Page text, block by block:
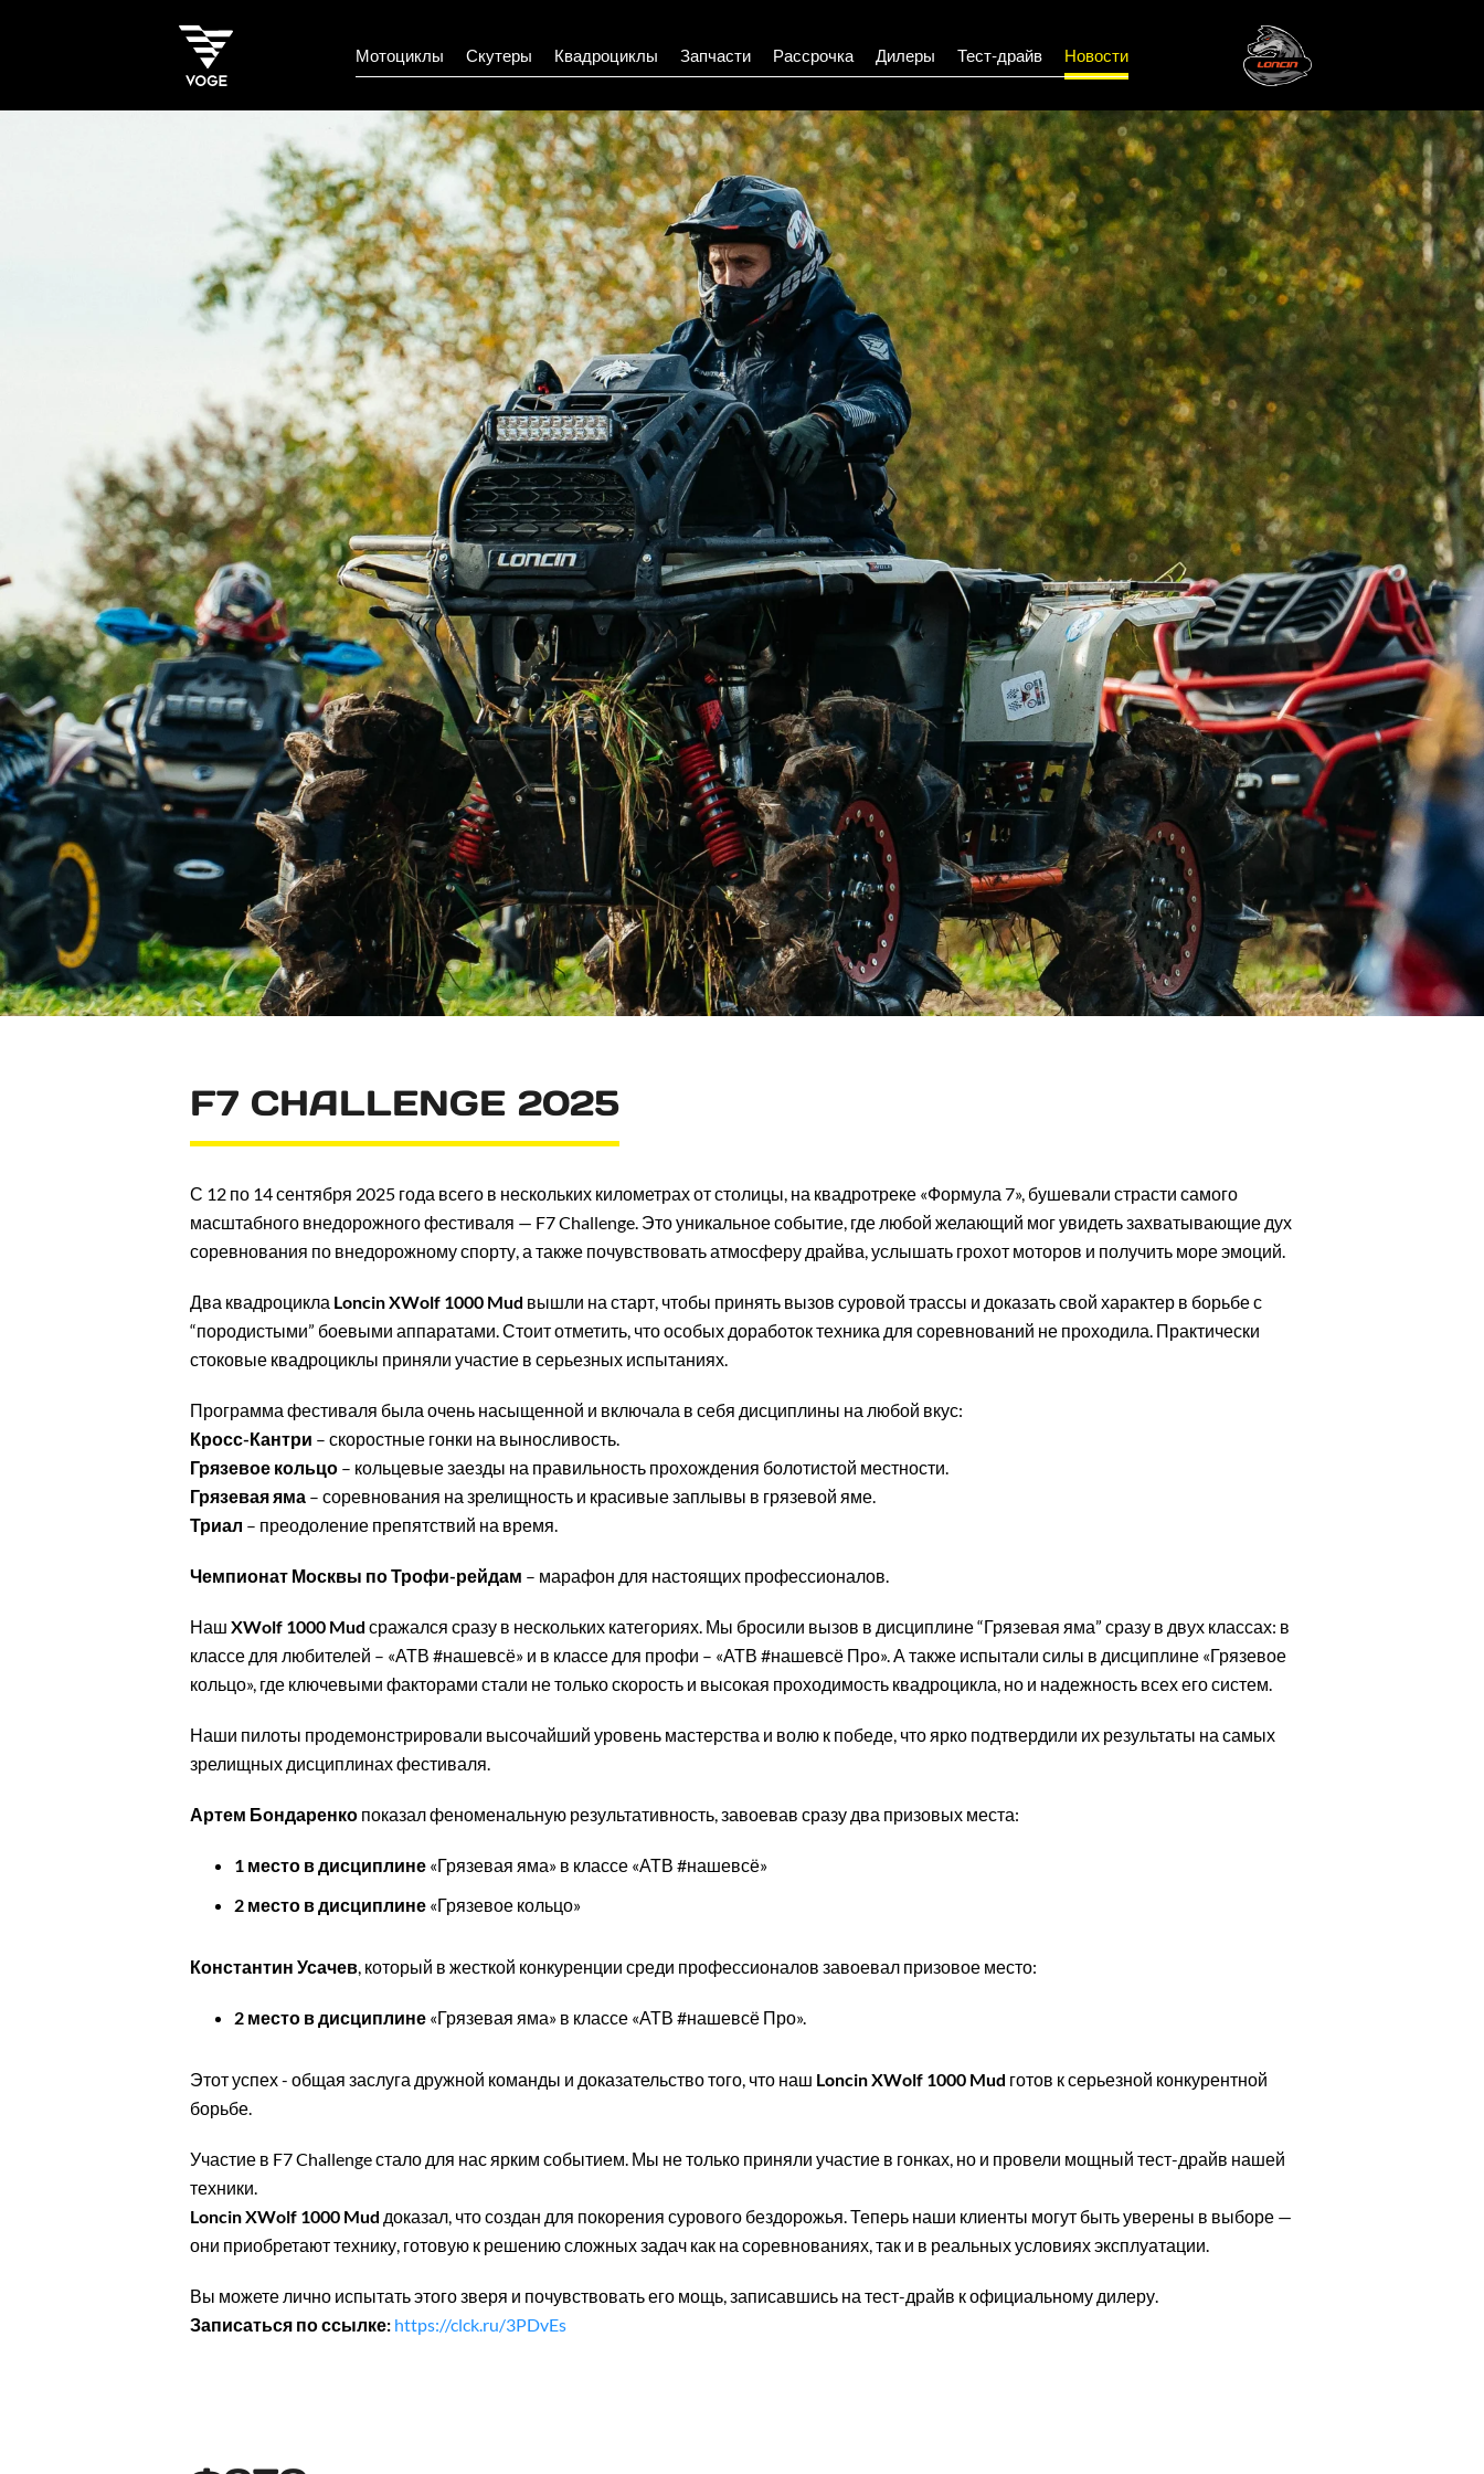
Мотоциклы Скутеры Квадроциклы Запчасти Рассрочка Дилеры Тест-драйв Новости
F7 CHALLENGE 2025
С 12 по 14 сентября 2025 года всего в нескольких километрах от столицы, на квадротреке «Формула 7», бушевали страсти самого
масштабного внедорожного фестиваля — F7 Challenge. Это уникальное событие, где любой желающий мог увидеть захватывающие дух
соревнования по внедорожному спорту, а также почувствовать атмосферу драйва, услышать грохот моторов и получить море эмоций.
Два квадроцикла Loncin XWolf 1000 Mud вышли на старт, чтобы принять вызов суровой трассы и доказать свой характер в борьбе с
“породистыми” боевыми аппаратами. Стоит отметить, что особых доработок техника для соревнований не проходила. Практически
стоковые квадроциклы приняли участие в серьезных испытаниях.
Программа фестиваля была очень насыщенной и включала в себя дисциплины на любой вкус:
Кросс-Кантри – скоростные гонки на выносливость.
Грязевое кольцо – кольцевые заезды на правильность прохождения болотистой местности.
Грязевая яма – соревнования на зрелищность и красивые заплывы в грязевой яме.
Триал – преодоление препятствий на время.
Чемпионат Москвы по Трофи-рейдам – марафон для настоящих профессионалов.
Наш XWolf 1000 Mud сражался сразу в нескольких категориях. Мы бросили вызов в дисциплине “Грязевая яма” сразу в двух классах: в
классе для любителей – «АТВ #нашевсё» и в классе для профи – «АТВ #нашевсё Про». А также испытали силы в дисциплине «Грязевое
кольцо», где ключевыми факторами стали не только скорость и высокая проходимость квадроцикла, но и надежность всех его систем.
Наши пилоты продемонстрировали высочайший уровень мастерства и волю к победе, что ярко подтвердили их результаты на самых
зрелищных дисциплинах фестиваля.
Артем Бондаренко показал феноменальную результативность, завоевав сразу два призовых места:
1 место в дисциплине «Грязевая яма» в классе «АТВ #нашевсё»
2 место в дисциплине «Грязевое кольцо»
Константин Усачев, который в жесткой конкуренции среди профессионалов завоевал призовое место:
2 место в дисциплине «Грязевая яма» в классе «АТВ #нашевсё Про».
Этот успех - общая заслуга дружной команды и доказательство того, что наш Loncin XWolf 1000 Mud готов к серьезной конкурентной
борьбе.
Участие в F7 Challenge стало для нас ярким событием. Мы не только приняли участие в гонках, но и провели мощный тест-драйв нашей
техники.
Loncin XWolf 1000 Mud доказал, что создан для покорения сурового бездорожья. Теперь наши клиенты могут быть уверены в выборе —
они приобретают технику, готовую к решению сложных задач как на соревнованиях, так и в реальных условиях эксплуатации.
Вы можете лично испытать этого зверя и почувствовать его мощь, записавшись на тест-драйв к официальному дилеру.
Записаться по ссылке: https://clck.ru/3PDvEs